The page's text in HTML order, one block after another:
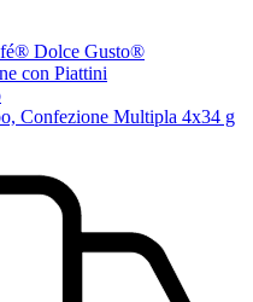
Dolce Gusto®
con Piattini
Confezione Multipla 4x34 g